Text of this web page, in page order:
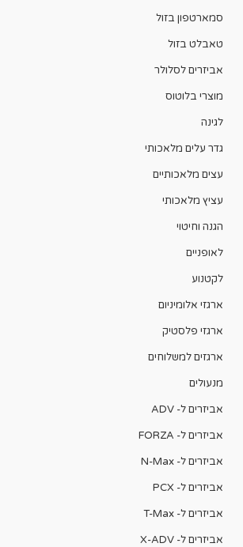
סמארטפון בזול
טאבלט בזול
אביזרים לסלולר
מוצרי בלוטוס
לגינה
גדר עלים מלאכותי
עצים מלאכותיים
עציץ מלאכותי
הגנה וחיטוי
לאופניים
לקטנוע
ארגזי אלומיניום
ארגזי פלסטיק
ארגזים למשלוחים
מנעולים
אביזרים ל- ADV
אביזרים ל- FORZA
אביזרים ל- N-Max
אביזרים ל- PCX
אביזרים ל- T-Max
אביזרים ל- X-ADV